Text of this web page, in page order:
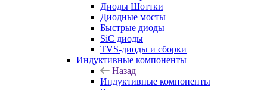
Диоды Шоттки
Диодные мосты
Быстрые диоды
SiC диоды
TVS-диоды и сборки
Индуктивные компоненты
Назад
Индуктивные компоненты